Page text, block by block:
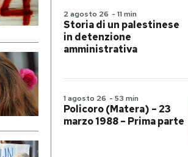
2 agosto 26 - 11 min
Storia di un palestinese
in detenzione
amministrativa
1 agosto 26 - 53 min
Policoro (Matera) – 23
marzo 1988 – Prima parte